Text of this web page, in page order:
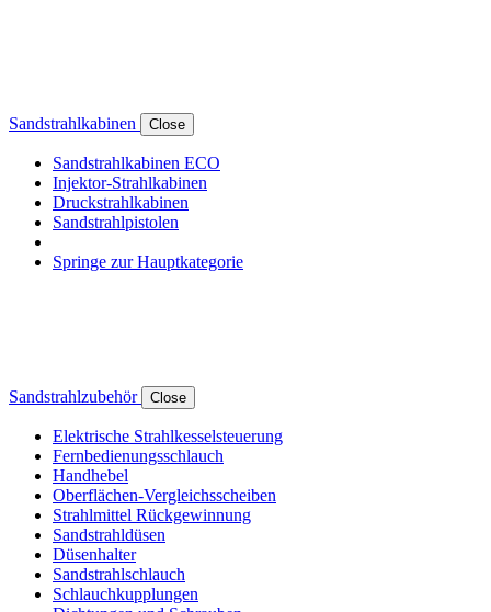
Sandstrahlkabinen Close
Sandstrahlkabinen ECO
Injektor-Strahlkabinen
Druckstrahlkabinen
Sandstrahlpistolen
Springe zur Hauptkategorie
Sandstrahlzubehör Close
Elektrische Strahlkesselsteuerung
Fernbedienungsschlauch
Handhebel
Oberflächen-Vergleichsscheiben
Strahlmittel Rückgewinnung
Sandstrahldüsen
Düsenhalter
Sandstrahlschlauch
Schlauchkupplungen